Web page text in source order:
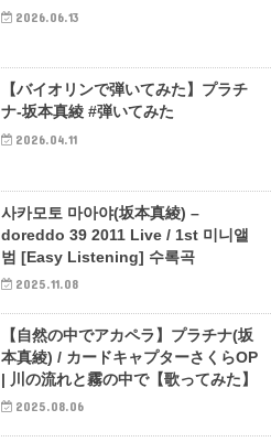
2026.06.13
【バイオリンで弾いてみた】プラチ
ナ-坂本真綾 #弾いてみた
2026.04.11
사카모토 마아야(坂本真綾) –
doreddo 39 2011 Live / 1st 미니앨
범 [Easy Listening] 수록곡
2025.11.08
【自然の中でアカペラ】プラチナ(坂
本真綾) / カードキャプターさくらOP
| 川の流れと霧の中で【歌ってみた】
2025.08.06